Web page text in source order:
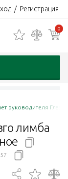
/ Регистрация
0
руководителя
лимба